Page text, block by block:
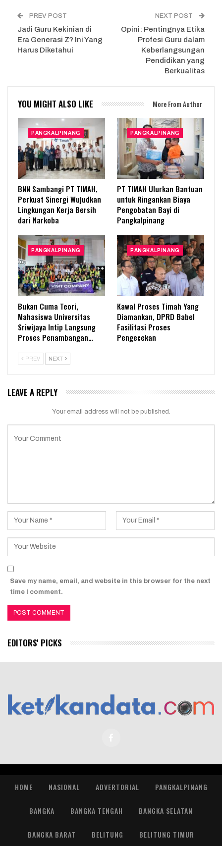
PREV POST
Jadi Guru Kekinian di
Era Generasi Z? Ini Yang
Harus Diketahui
NEXT POST
Opini: Pentingnya Etika
Profesi Guru dalam
Keberlangsungan
Pendidikan yang
Berkualitas
YOU MIGHT ALSO LIKE More From Author
PANGKALPINANG
BNN Sambangi PT TIMAH,
Perkuat Sinergi Wujudkan
Lingkungan Kerja Bersih
dari Narkoba
PANGKALPINANG
PT TIMAH Ulurkan Bantuan
untuk Ringankan Biaya
Pengobatan Bayi di
Pangkalpinang
PANGKALPINANG
Bukan Cuma Teori,
Mahasiswa Universitas
Sriwijaya Intip Langsung
Proses Penambangan…
PANGKALPINANG
Kawal Proses Timah Yang
Diamankan, DPRD Babel
Fasilitasi Proses
Pengecekan
PREV NEXT
LEAVE A REPLY
Your email address will not be published.
Save my name, email, and website in this browser for the next
time I comment.
EDITORS' PICKS
HOME NASIONAL ADVERTORIAL PANGKALPINANG
BANGKA BANGKA TENGAH BANGKA SELATAN
BANGKA BARAT BELITUNG BELITUNG TIMUR